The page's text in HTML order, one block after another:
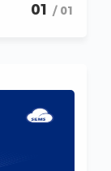
01 / 01